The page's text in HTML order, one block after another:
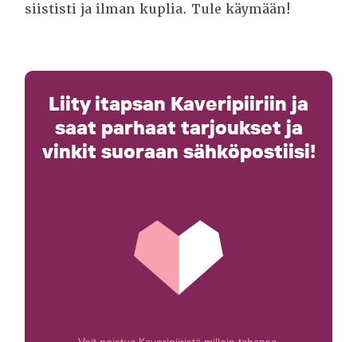
siististi ja ilman kuplia. Tule käymään!
Liity itapsan Kaveripiiriin ja
saat parhaat tarjoukset ja
vinkit suoraan sähköpostiisi!